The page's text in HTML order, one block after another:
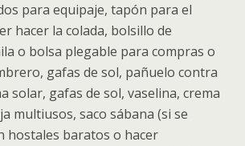
para equipaje, tapón para el
hacer la colada, bolsillo de
o bolsa plegable para compras o
gafas de sol, pañuelo contra
solar, gafas de sol, vaselina, crema
multiusos, saco sábana (si se
hostales baratos o hacer